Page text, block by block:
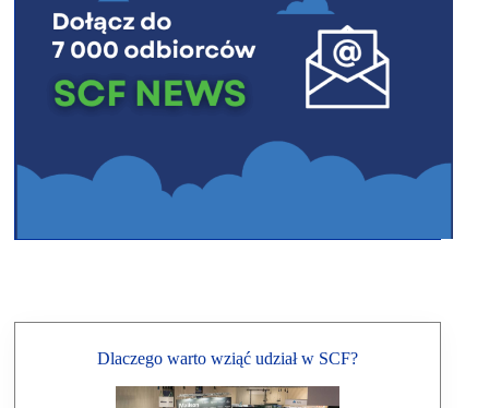
Dlaczego warto wziąć udział w SCF?